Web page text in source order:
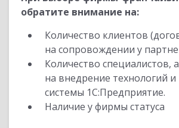
обратите внимание на:
Количество клиентов
на сопровождении у
Количество специалистов,
на внедрение технологий
системы 1С:Предприятие.
Наличие у фирмы статуса